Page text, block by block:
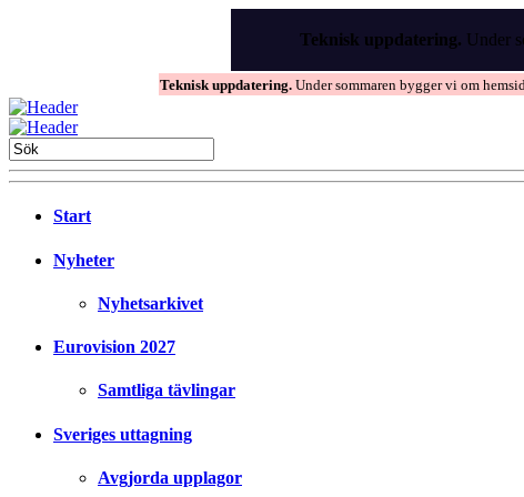
Teknisk uppdatering. Under
Teknisk uppdatering. Under sommaren bygger vi om
Start
Nyheter
Nyhetsarkivet
Eurovision 2027
Samtliga tävlingar
Sveriges uttagning
Avgjorda upplagor